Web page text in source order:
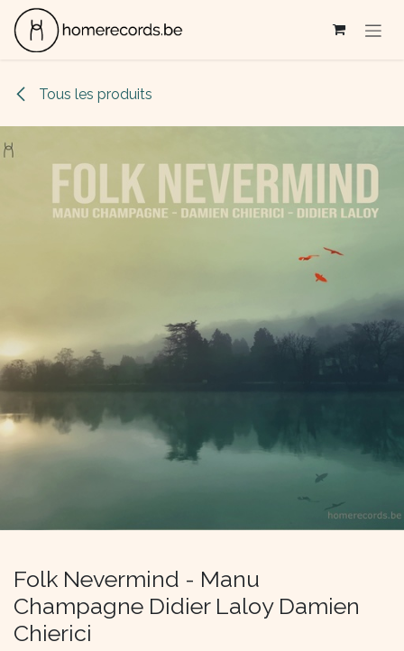
Se rendre au contenu
Tous les produits
Folk Nevermind - Manu
Champagne Didier Laloy Damien
Chierici